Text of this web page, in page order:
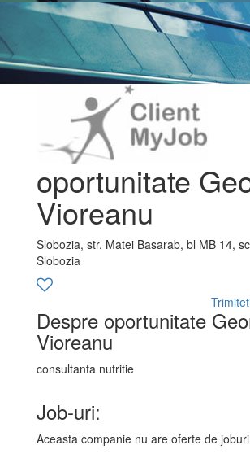
oportunitate
Vioreanu
Slobozia, str. Matei Basarab, bl MB 14,
Slobozia
Despre oportunitate
Vioreanu
consultanta nutritie
Job-uri:
Aceasta companie nu are oferte de